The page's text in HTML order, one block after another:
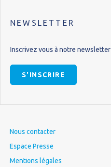
NEWSLETTER
Inscrivez vous à notre newsletter
S'INSCRIRE
Nous contacter
Espace Presse
Mentions légales